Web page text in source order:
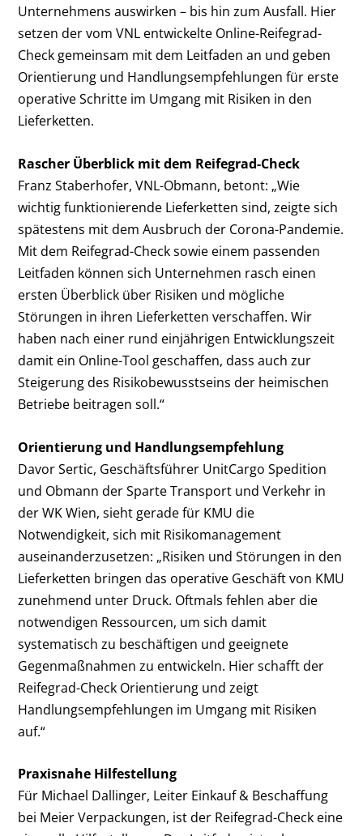
Unternehmens auswirken – bis hin zum Ausfall. Hier
setzen der vom VNL entwickelte Online-Reifegrad-
Check gemeinsam mit dem Leitfaden an und geben
Orientierung und Handlungsempfehlungen für erste
operative Schritte im Umgang mit Risiken in den
Lieferketten.
Rascher Überblick mit dem Reifegrad-Check
Franz Staberhofer, VNL-Obmann, betont: „Wie
wichtig funktionierende Lieferketten sind, zeigte sich
spätestens mit dem Ausbruch der Corona-Pandemie.
Mit dem Reifegrad-Check sowie einem passenden
Leitfaden können sich Unternehmen rasch einen
ersten Überblick über Risiken und mögliche
Störungen in ihren Lieferketten verschaffen. Wir
haben nach einer rund einjährigen Entwicklungszeit
damit ein Online-Tool geschaffen, dass auch zur
Steigerung des Risikobewusstseins der heimischen
Betriebe beitragen soll.“
Orientierung und Handlungsempfehlung
Davor Sertic, Geschäftsführer UnitCargo Spedition
und Obmann der Sparte Transport und Verkehr in
der WK Wien, sieht gerade für KMU die
Notwendigkeit, sich mit Risikomanagement
auseinanderzusetzen: „Risiken und Störungen in den
Lieferketten bringen das operative Geschäft von KMU
zunehmend unter Druck. Oftmals fehlen aber die
notwendigen Ressourcen, um sich damit
systematisch zu beschäftigen und geeignete
Gegenmaßnahmen zu entwickeln. Hier schafft der
Reifegrad-Check Orientierung und zeigt
Handlungsempfehlungen im Umgang mit Risiken
auf.“
Praxisnahe Hilfestellung
Für Michael Dallinger, Leiter Einkauf & Beschaffung
bei Meier Verpackungen, ist der Reifegrad-Check eine